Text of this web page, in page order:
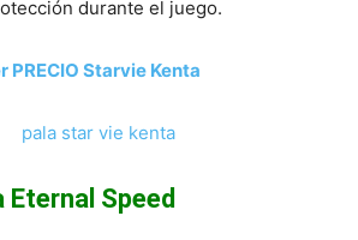
durante el juego.
PRECIO Starvie Kenta
Speed